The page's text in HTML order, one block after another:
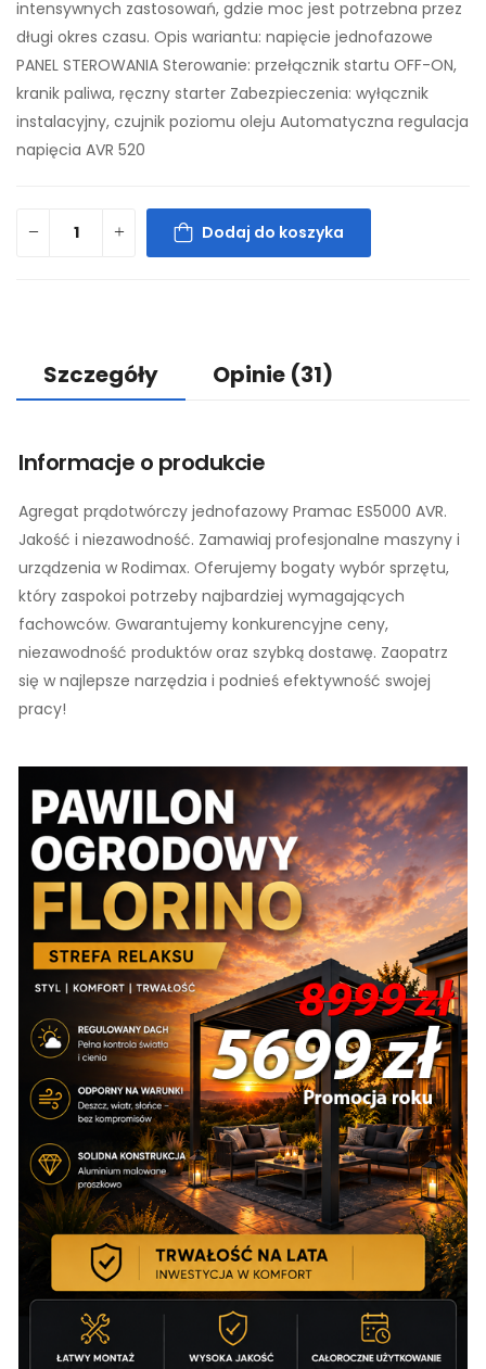
intensywnych zastosowań, gdzie moc jest potrzebna przez
długi okres czasu. Opis wariantu: napięcie jednofazowe
PANEL STEROWANIA Sterowanie: przełącznik startu OFF-ON,
kranik paliwa, ręczny starter Zabezpieczenia: wyłącznik
instalacyjny, czujnik poziomu oleju Automatyczna regulacja
napięcia AVR 520
Dodaj do koszyka
Szczegóły Opinie (31)
Informacje o produkcie
Agregat prądotwórczy jednofazowy Pramac ES5000 AVR.
Jakość i niezawodność. Zamawiaj profesjonalne maszyny i
urządzenia w Rodimax. Oferujemy bogaty wybór sprzętu,
który zaspokoi potrzeby najbardziej wymagających
fachowców. Gwarantujemy konkurencyjne ceny,
niezawodność produktów oraz szybką dostawę. Zaopatrz
się w najlepsze narzędzia i podnieś efektywność swojej
pracy!